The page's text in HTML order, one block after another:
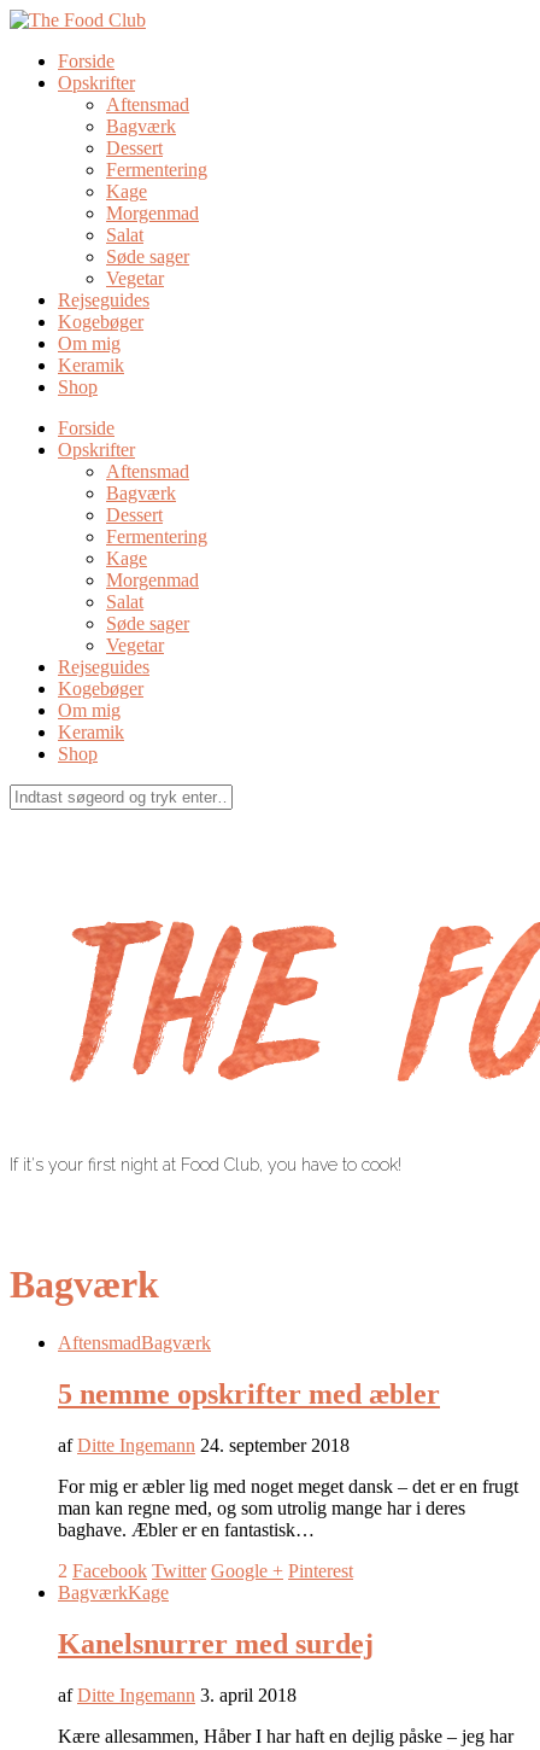
Forside
Opskrifter
Aftensmad
Bagværk
Dessert
Fermentering
Kage
Morgenmad
Salat
Søde sager
Vegetar
Rejseguides
Kogebøger
Om mig
Keramik
Shop
Forside
Opskrifter
Aftensmad
Bagværk
Dessert
Fermentering
Kage
Morgenmad
Salat
Søde sager
Vegetar
Rejseguides
Kogebøger
Om mig
Keramik
Shop
If it's your first night at Food Club, you have to cook!
Bagværk
AftensmadBagværk
5 nemme opskrifter med æbler
afDitte Ingemann 24. september 2018
For mig er æbler lig med noget meget dansk – det er en frugt
man kan regne med, og som utrolig mange har i deres
baghave. Æbler er en fantastisk…
2 Facebook Twitter Google + Pinterest
BagværkKage
Kanelsnurrer med surdej
afDitte Ingemann 3. april 2018
Kære allesammen, Håber I har haft en dejlig påske – jeg har